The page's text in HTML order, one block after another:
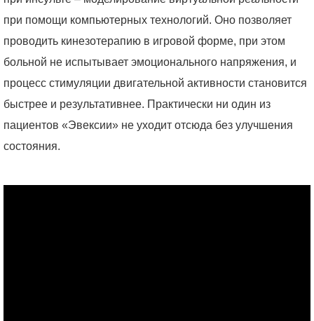
при помощи компьютерных технологий. Оно позволяет
проводить кинезотерапию в игровой форме, при этом
больной не испытывает эмоционального напряжения, и
процесс стимуляции двигательной активности становится
быстрее и результативнее. Практически ни один из
пациентов «Эвексии» не уходит отсюда без улучшения
состояния.